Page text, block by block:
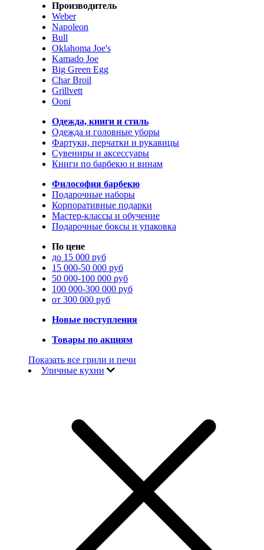
Производитель
Weber
Napoleon
Bull
Oklahoma Joe's
Kamado Joe
Big Green Egg
Char Broil
Grillvett
Ooni
Одежда, книги и стиль
Одежда и головные уборы
Фартуки, перчатки и рукавицы
Сувениры и аксессуары
Книги по барбекю и винам
Философия барбекю
Подарочные наборы
Корпоративные подарки
Мастер-классы и обучение
Подарочные боксы и упаковка
По цене
до 15 000 руб
15 000-50 000 руб
50 000-100 000 руб
100 000-300 000 руб
от 300 000 руб
Новые поступления
Товары по акциям
Показать все грили и печи
Уличные кухни